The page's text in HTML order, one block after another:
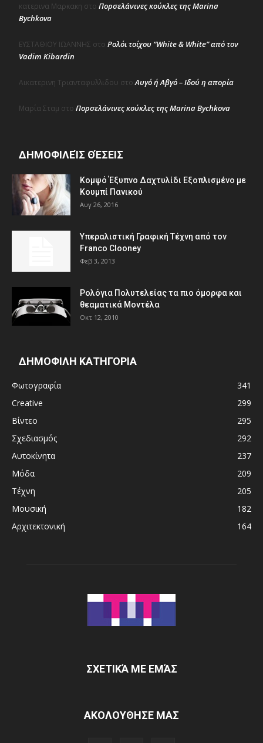
κατερινα Μαρκακη στο Πορσελάνινες κούκλες της Marina
Bychkova
ΕΥΣΤΑΘΙΟΥ ΙΩΑΝΝΗΣ στο Ρολόι τοίχου “White & White” από τον
Vadim Kibardin
Αικατερινη Τριανταφυλλιδου στοΑυγό ή Αβγό – Ιδού η απορία
Μαρία Σταμ στο Πορσελάνινες κούκλες της Marina Bychkova
ΔΗΜΟΦΙΛΕΊΣ ΘΈΣΕΙΣ
Κομψό Έξυπνο Δαχτυλίδι Εξοπλισμένο με
Κουμπί Πανικού
Αυγ 26, 2016
Υπεραλιστική Γραφική Τέχνη από τον
Franco Clooney
Φεβ 3, 2013
Ρολόγια Πολυτελείας τα πιο όμορφα και
θεαματικά Μοντέλα
Οκτ 12, 2010
ΔΗΜΟΦΙΛΗ ΚΑΤΗΓΟΡΙΑ
Φωτογραφία
341
Creative
299
Βίντεο
295
Σχεδιασμός
292
Αυτοκίνητα
237
Μόδα
209
Τέχνη
205
Μουσική
182
Αρχιτεκτονική
164
ΣΧΕΤΙΚΆ ΜΕ ΕΜΆΣ
ΑΚΟΛΟΥΘΗΣΕ ΜΑΣ